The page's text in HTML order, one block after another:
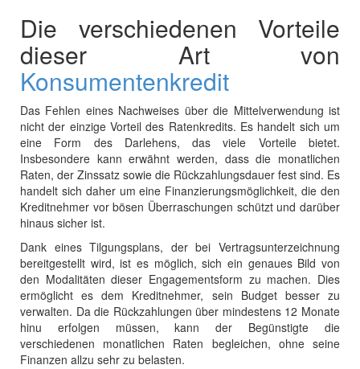
Die verschiedenen Vorteile
dieser Art von
Konsumentenkredit
Das Fehlen eines Nachweises über die Mittelverwendung ist
nicht der einzige Vorteil des Ratenkredits. Es handelt sich um
eine Form des Darlehens, das viele Vorteile bietet.
Insbesondere kann erwähnt werden, dass die monatlichen
Raten, der Zinssatz sowie die Rückzahlungsdauer fest sind. Es
handelt sich daher um eine Finanzierungsmöglichkeit, die den
Kreditnehmer vor bösen Überraschungen schützt und darüber
hinaus sicher ist.
Dank eines Tilgungsplans, der bei Vertragsunterzeichnung
bereitgestellt wird, ist es möglich, sich ein genaues Bild von
den Modalitäten dieser Engagementsform zu machen. Dies
ermöglicht es dem Kreditnehmer, sein Budget besser zu
verwalten. Da die Rückzahlungen über mindestens 12 Monate
hinu erfolgen müssen, kann der Begünstigte die
verschiedenen monatlichen Raten begleichen, ohne seine
Finanzen allzu sehr zu belasten.